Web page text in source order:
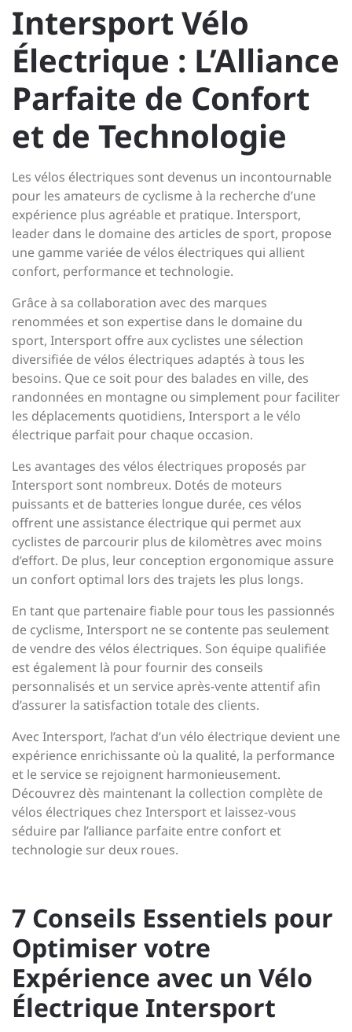
Intersport Vélo
Électrique : L’Alliance
Parfaite de Confort
et de Technologie
Les vélos électriques sont devenus un incontournable
pour les amateurs de cyclisme à la recherche d’une
expérience plus agréable et pratique. Intersport,
leader dans le domaine des articles de sport, propose
une gamme variée de vélos électriques qui allient
confort, performance et technologie.
Grâce à sa collaboration avec des marques
renommées et son expertise dans le domaine du
sport, Intersport offre aux cyclistes une sélection
diversifiée de vélos électriques adaptés à tous les
besoins. Que ce soit pour des balades en ville, des
randonnées en montagne ou simplement pour faciliter
les déplacements quotidiens, Intersport a le vélo
électrique parfait pour chaque occasion.
Les avantages des vélos électriques proposés par
Intersport sont nombreux. Dotés de moteurs
puissants et de batteries longue durée, ces vélos
offrent une assistance électrique qui permet aux
cyclistes de parcourir plus de kilomètres avec moins
d’effort. De plus, leur conception ergonomique assure
un confort optimal lors des trajets les plus longs.
En tant que partenaire fiable pour tous les passionnés
de cyclisme, Intersport ne se contente pas seulement
de vendre des vélos électriques. Son équipe qualifiée
est également là pour fournir des conseils
personnalisés et un service après-vente attentif afin
d’assurer la satisfaction totale des clients.
Avec Intersport, l’achat d’un vélo électrique devient une
expérience enrichissante où la qualité, la performance
et le service se rejoignent harmonieusement.
Découvrez dès maintenant la collection complète de
vélos électriques chez Intersport et laissez-vous
séduire par l’alliance parfaite entre confort et
technologie sur deux roues.
7 Conseils Essentiels pour
Optimiser votre
Expérience avec un Vélo
Électrique Intersport